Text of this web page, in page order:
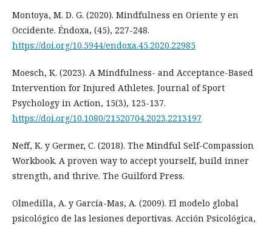
Montoya, M. D. G. (2020). Mindfulness en Oriente y en
Occidente. Éndoxa, (45), 227-248.
https://doi.org/10.5944/endoxa.45.2020.22985
Moesch, K. (2023). A Mindfulness- and Acceptance-Based
Intervention for Injured Athletes. Journal of Sport
Psychology in Action, 15(3), 125-137.
https://doi.org/10.1080/21520704.2023.2213197
Neff, K. y Germer, C. (2018). The Mindful Self-Compassion
Workbook. A proven way to accept yourself, build inner
strength, and thrive. The Guilford Press.
Olmedilla, A. y García-Mas, A. (2009). El modelo global
psicológico de las lesiones deportivas. Acción Psicológica,